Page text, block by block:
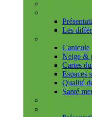
Les
Canicule
Neige &
Cartes
Espaces
Qualité
Santé